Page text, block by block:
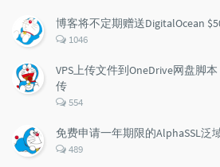
数：
博客将不定期赠送DigitalOcean
评
数：
1046
VPS上传文件到OneDrive网盘脚
传
评
数：
554
免费申请一年期限的AlphaSSL泛
评
489